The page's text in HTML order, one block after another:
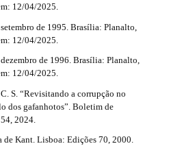
12/04/2025.
de 1995. Brasília: Planalto,
12/04/2025.
de 1996. Brasília: Planalto,
12/04/2025.
S. “Revisitando a corrupção no
dos gafanhotos”. Boletim de
2024.
Kant. Lisboa: Edições 70, 2000.